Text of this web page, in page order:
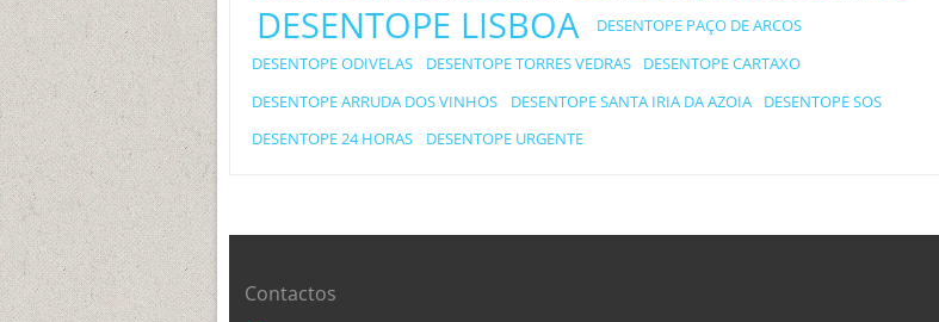
DESENTOPE LISBOA
DESENTOPE PAÇO DE ARCOS
DESENTOPE ODIVELAS
DESENTOPE TORRES VEDRAS
DESENTOPE CARTAXO
DESENTOPE ARRUDA DOS VINHOS
DESENTOPE SANTA IRIA DA AZOIA
DESENTOPE SOS
DESENTOPE 24 HORAS
DESENTOPE URGENTE
Contactos